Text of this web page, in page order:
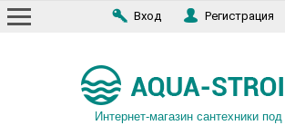
Вход Регистрация
Интернет-магазин сантехники